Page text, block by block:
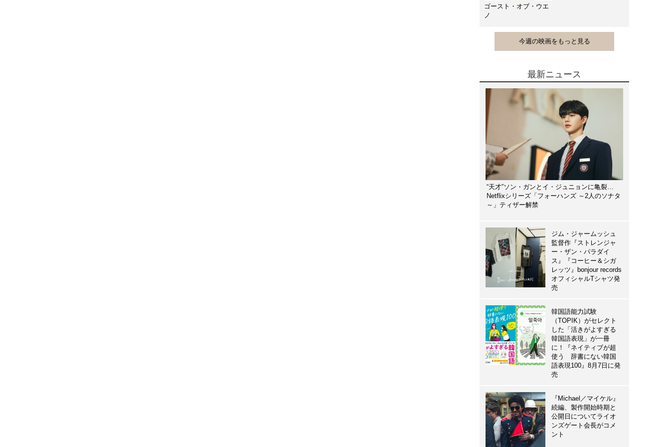
ゴースト・オブ・ウエ
ノ
今週の映画をもっと見る
最新ニュース
“天才”ソン・ガンとイ・ジュニョンに亀裂…
Netflixシリーズ「フォーハンズ ～2人のソナタ
～」ティザー解禁
ジム・ジャームッシュ
監督作『ストレンジャ
ー・ザン・パラダイ
ス』『コーヒー＆シガ
レッツ』bonjour records
オフィシャルTシャツ発
売
韓国語能力試験
（TOPIK）がセレクト
した「活きがよすぎる
韓国語表現」が一冊
に！『ネイティブが超
使う 辞書にない韓国
語表現100』8月7日に発
売
『Michael／マイケル』
続編、製作開始時期と
公開日についてライオ
ンズゲート会長がコメ
ント